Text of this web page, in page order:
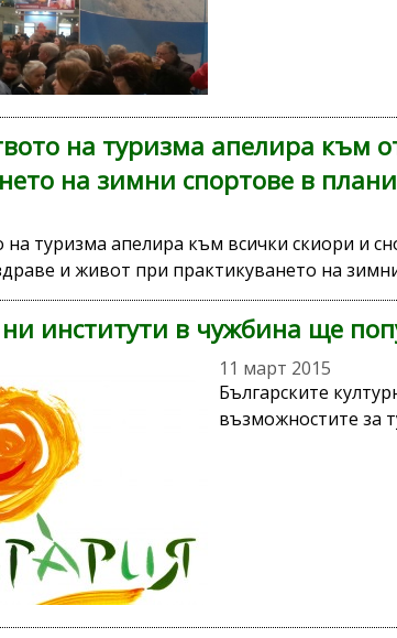
на туризма апелира към
на зимни спортове в
туризма апелира към всички скиори и
и живот при практикуването на
ни институти в чужбина ще
11 март 2015
Българските
възможностите за